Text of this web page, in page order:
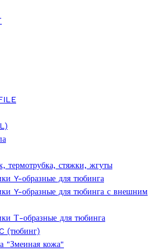
термотрубка, стяжки, жгуты
Y-образные для тюбинга
Y-образные для тюбинга с внешним
Т-образные для тюбинга
(тюбинг)
"Змеиная кожа"